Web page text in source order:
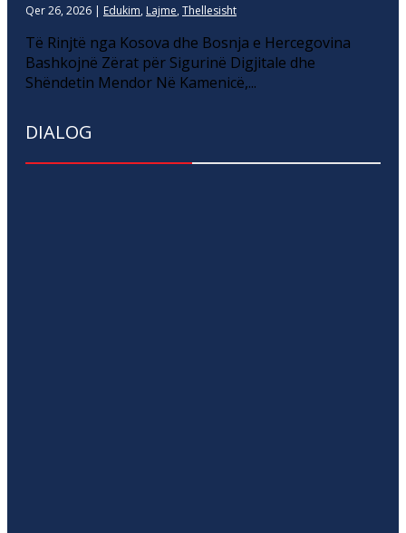
Qer 26, 2026 | Edukim, Lajme, Thellesisht
Të Rinjtë nga Kosova dhe Bosnja e Hercegovina
Bashkojnë Zërat për Sigurinë Digjitale dhe
Shëndetin Mendor Në Kamenicë,...
DIALOG